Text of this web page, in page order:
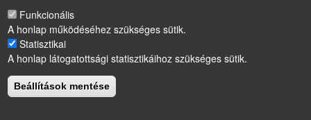
LÁBLÉC
Impresszum
Sütikezelési szabályzat
Drupal alapú webhely
Funkcionális
A honlap működéséhez szükséges sütik.
Statisztikai
A honlap látogatottsági statisztikáihoz szükséges sütik.
Beállítások mentése